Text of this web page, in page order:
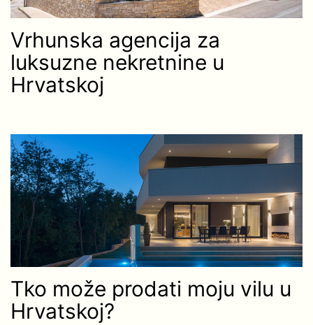
Vrhunska agencija za
luksuzne nekretnine u
Hrvatskoj
Tko može prodati moju vilu u
Hrvatskoj?